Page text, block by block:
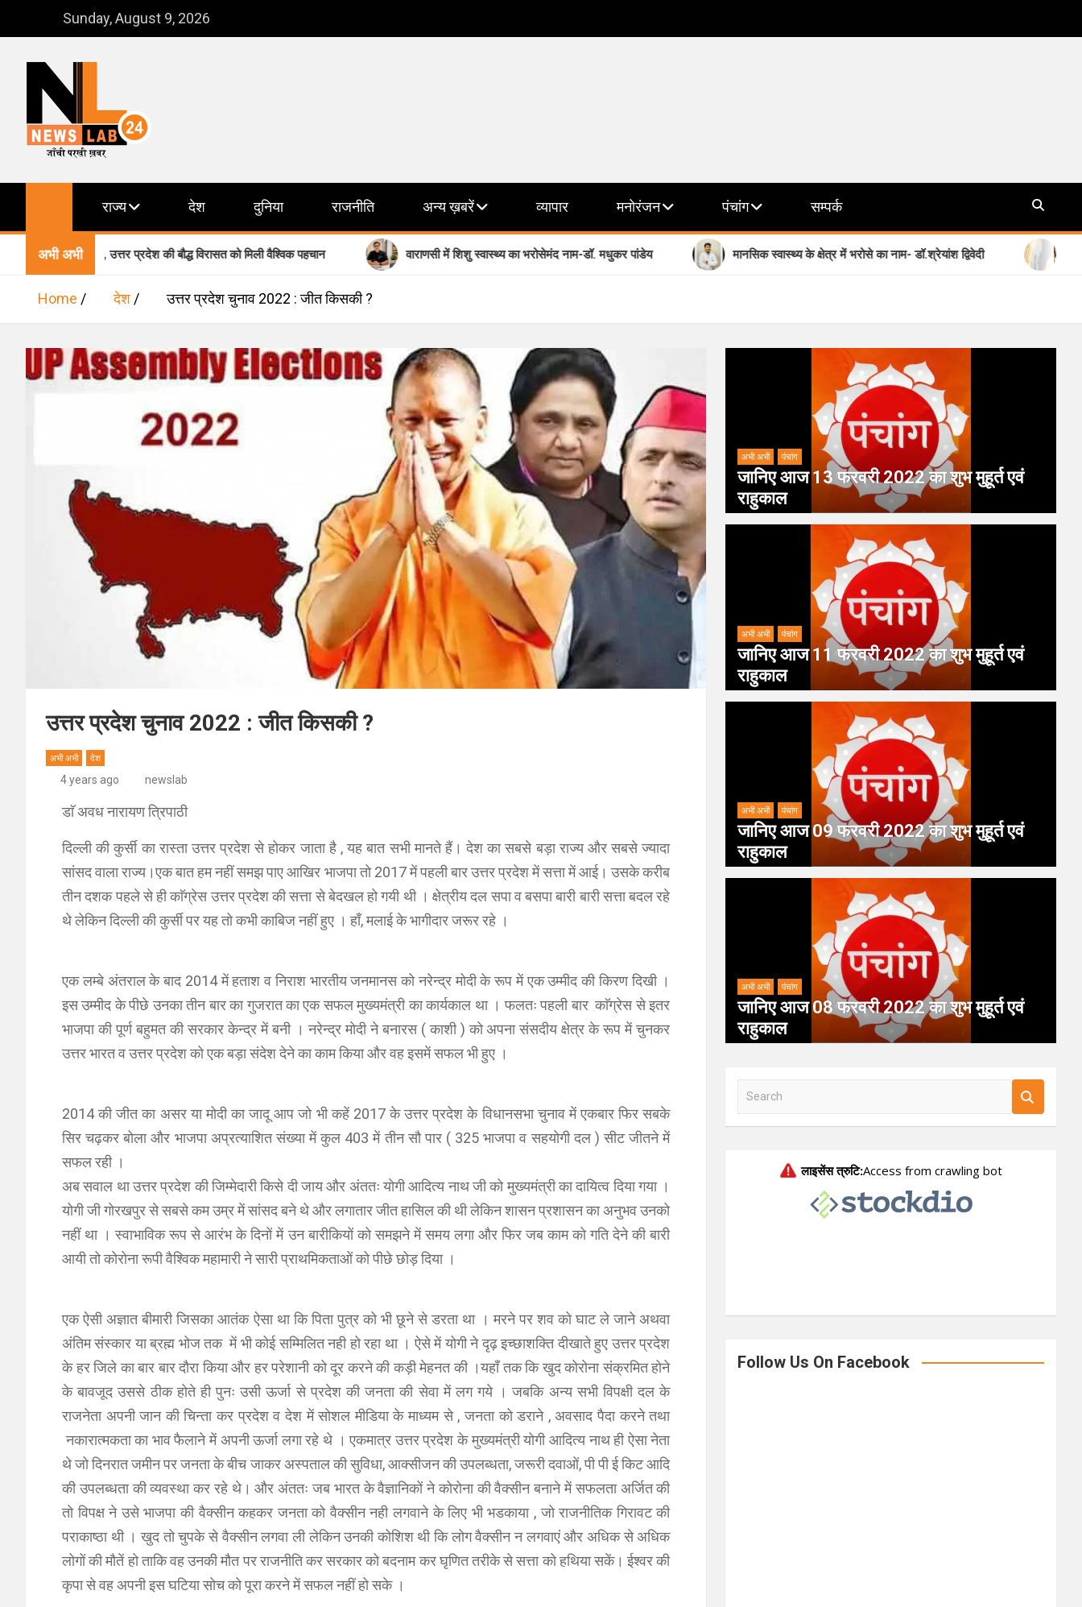
Sunday, August 9, 2026
NewsLab24
राज्य देश दुनिया राजनीति अन्य ख़बरें व्यापार मनोरंजन पंचांग सम्पर्क
अभी अभी
शामिल, उत्तर प्रदेश की बौद्ध विरासत को मिली वैश्विक पहचान वाराणसी में शिशु स्वास्थ्य का भरोसेमंद नाम-डॉ. मधुकर पांडेय मानसिक स्वास्थ्य के क्षेत्र में भरोसे का नाम- डॉ.श्रेयांश द्विवेदी योगी सरकार की
Home देश उत्तर प्रदेश चुनाव 2022 : जीत किसकी ?
उत्तर प्रदेश चुनाव 2022 : जीत किसकी ?
अभी अभी देश
4 years ago newslab
डाॅ अवध नारायण त्रिपाठी
दिल्ली की कुर्सी का रास्ता उत्तर प्रदेश से होकर जाता है , यह बात सभी मानते हैं। देश का सबसे बड़ा राज्य और सबसे ज्यादा
सांसद वाला राज्य।एक बात हम नहीं समझ पाए आखिर भाजपा तो 2017 में पहली बार उत्तर प्रदेश में सत्ता में आई। उसके करीब
तीन दशक पहले से ही काॅग्रेस उत्तर प्रदेश की सत्ता से बेदखल हो गयी थी । क्षेत्रीय दल सपा व बसपा बारी बारी सत्ता बदल रहे
थे लेकिन दिल्ली की कुर्सी पर यह तो कभी काबिज नहीं हुए । हाँ, मलाई के भागीदार जरूर रहे ।
एक लम्बे अंतराल के बाद 2014 में हताश व निराश भारतीय जनमानस को नरेन्द्र मोदी के रूप में एक उम्मीद की किरण दिखी ।
इस उम्मीद के पीछे उनका तीन बार का गुजरात का एक सफल मुख्यमंत्री का कार्यकाल था । फलतः पहली बार काॅग्रेस से इतर
भाजपा की पूर्ण बहुमत की सरकार केन्द्र में बनी । नरेन्द्र मोदी ने बनारस ( काशी ) को अपना संसदीय क्षेत्र के रूप में चुनकर
उत्तर भारत व उत्तर प्रदेश को एक बड़ा संदेश देने का काम किया और वह इसमें सफल भी हुए ।
2014 की जीत का असर या मोदी का जादू आप जो भी कहें 2017 के उत्तर प्रदेश के विधानसभा चुनाव में एकबार फिर सबके
सिर चढ़कर बोला और भाजपा अप्रत्याशित संख्या में कुल 403 में तीन सौ पार ( 325 भाजपा व सहयोगी दल ) सीट जीतने में
सफल रही ।
अब सवाल था उत्तर प्रदेश की जिम्मेदारी किसे दी जाय और अंततः योगी आदित्य नाथ जी को मुख्यमंत्री का दायित्व दिया गया ।
योगी जी गोरखपुर से सबसे कम उम्र में सांसद बने थे और लगातार जीत हासिल की थी लेकिन शासन प्रशासन का अनुभव उनको
नहीं था । स्वाभाविक रूप से आरंभ के दिनों में उन बारीकियों को समझने में समय लगा और फिर जब काम को गति देने की बारी
आयी तो कोरोना रूपी वैश्विक महामारी ने सारी प्राथमिकताओं को पीछे छोड़ दिया ।
एक ऐसी अज्ञात बीमारी जिसका आतंक ऐसा था कि पिता पुत्र को भी छूने से डरता था । मरने पर शव को घाट ले जाने अथवा
अंतिम संस्कार या ब्रह्म भोज तक में भी कोई सम्मिलित नही हो रहा था । ऐसे में योगी ने दृढ़ इच्छाशक्ति दीखाते हुए उत्तर प्रदेश
के हर जिले का बार बार दौरा किया और हर परेशानी को दूर करने की कड़ी मेहनत की ।यहाँ तक कि खुद कोरोना संक्रमित होने
के बावजूद उससे ठीक होते ही पुनः उसी ऊर्जा से प्रदेश की जनता की सेवा में लग गये । जबकि अन्य सभी विपक्षी दल के
राजनेता अपनी जान की चिन्ता कर प्रदेश व देश में सोशल मीडिया के माध्यम से , जनता को डराने , अवसाद पैदा करने तथा
नकारात्मकता का भाव फैलाने में अपनी ऊर्जा लगा रहे थे । एकमात्र उत्तर प्रदेश के मुख्यमंत्री योगी आदित्य नाथ ही ऐसा नेता
थे जो दिनरात जमीन पर जनता के बीच जाकर अस्पताल की सुविधा, आक्सीजन की उपलब्धता, जरूरी दवाओं, पी पी ई किट आदि
की उपलब्धता की व्यवस्था कर रहे थे। और अंततः जब भारत के वैज्ञानिकों ने कोरोना की वैक्सीन बनाने में सफलता अर्जित की
तो विपक्ष ने उसे भाजपा की वैक्सीन कहकर जनता को वैक्सीन नही लगवाने के लिए भी भडकाया , जो राजनीतिक गिरावट की
पराकाष्ठा थी । खुद तो चुपके से वैक्सीन लगवा ली लेकिन उनकी कोशिश थी कि लोग वैक्सीन न लगवाएं और अधिक से अधिक
लोगों की मौतें हो ताकि वह उनकी मौत पर राजनीति कर सरकार को बदनाम कर घृणित तरीके से सत्ता को हथिया सकें। ईश्वर की
कृपा से वह अपनी इस घटिया सोच को पूरा करने में सफल नहीं हो सके ।
अभी अभी पंचांग
जानिए आज 13 फरवरी 2022 का शुभ मुहूर्त एवं
राहुकाल
अभी अभी पंचांग
जानिए आज 11 फरवरी 2022 का शुभ मुहूर्त एवं
राहुकाल
अभी अभी पंचांग
जानिए आज 09 फरवरी 2022 का शुभ मुहूर्त एवं
राहुकाल
अभी अभी पंचांग
जानिए आज 08 फरवरी 2022 का शुभ मुहूर्त एवं
राहुकाल
a
Follow Us On Facebook